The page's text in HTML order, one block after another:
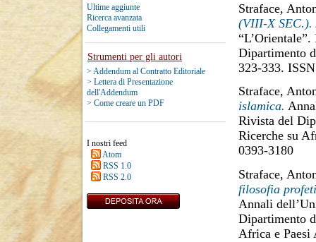
Ultime aggiunte
Ricerca avanzata
Collegamenti utili
Strumenti per gli autori
> Addendum al Contratto Editoriale
> Lettera di Presentazione
dell'Addendum
> Come creare un PDF
I nostri feed
Atom
RSS 1.0
RSS 2.0
Straface,
(VIII-X SEC.).
Dipartimento
323-333.
Straface,
islamica.
Rivista del
Ricerche su
0393-3180
Straface,
filosofia
Annali
Dipartimento
Africa e Paesi